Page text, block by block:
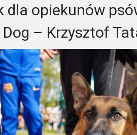
dla opiekunów
– Krzysztof